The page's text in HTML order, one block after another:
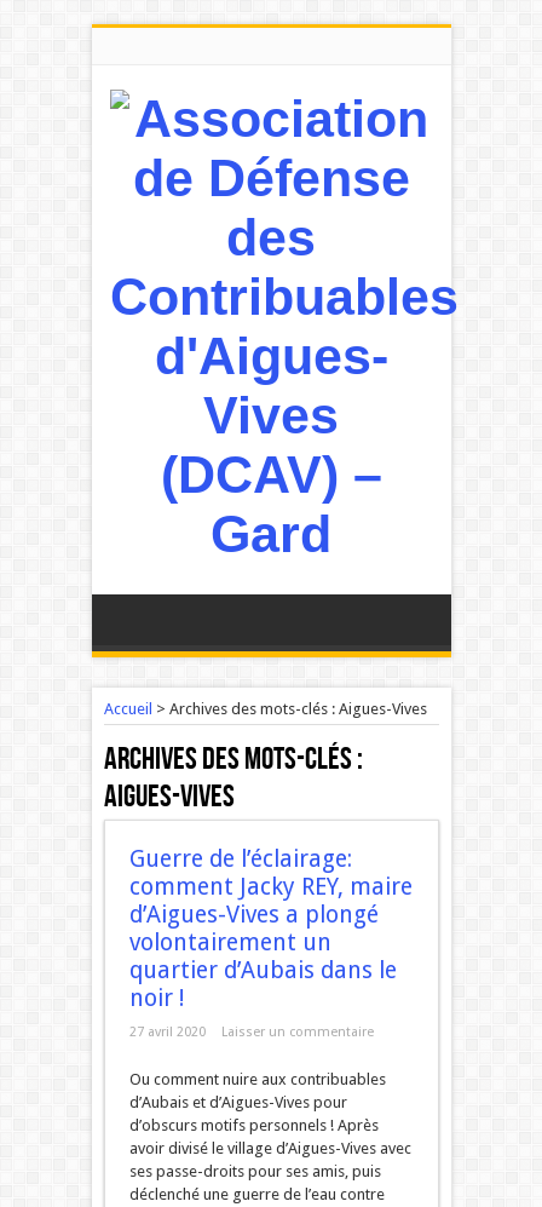
Accueil > Archives des mots-clés : Aigues-Vives
Archives des mots-clés :
Aigues-Vives
Guerre de l’éclairage:
comment Jacky REY, maire
d’Aigues-Vives a plongé
volontairement un
quartier d’Aubais dans le
noir !
27 avril 2020 Laisser un commentaire
Ou comment nuire aux contribuables
d’Aubais et d’Aigues-Vives pour
d’obscurs motifs personnels ! Après
avoir divisé le village d’Aigues-Vives avec
ses passe-droits pour ses amis, puis
déclenché une guerre de l’eau contre